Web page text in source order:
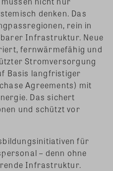
denken. Das
rein in
Infrastruktur. Neue
fernwärmefähig und
Stromversorgung
Basis langfristiger
Agreements) mit
Das sichert
und schützt vor
für
– denn ohne
Infrastruktur.